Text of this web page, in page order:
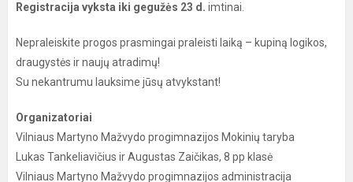
Registracija vyksta iki gegužės 23 d. imtinai.
Nepraleiskite progos prasmingai praleisti laiką – kupiną logikos,
draugystės ir naujų atradimų!
Su nekantrumu lauksime jūsų atvykstant!
Organizatoriai
Vilniaus Martyno Mažvydo progimnazijos Mokinių taryba
Lukas Tankeliavičius ir Augustas Zaičikas, 8 pp klasė
Vilniaus Martyno Mažvydo progimnazijos administracija